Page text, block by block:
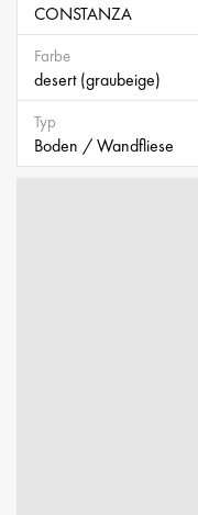
CONSTANZA
Farbe
desert (graubeige)
Typ
Boden / Wandfliese